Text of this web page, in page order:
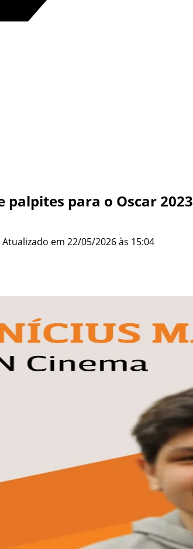
palpites para o Oscar 2023
Atualizado em 22/05/2026 às 15:04